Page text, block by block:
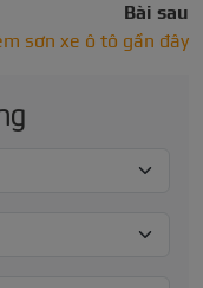
Bài sau
sơn xe ô tô gần đây